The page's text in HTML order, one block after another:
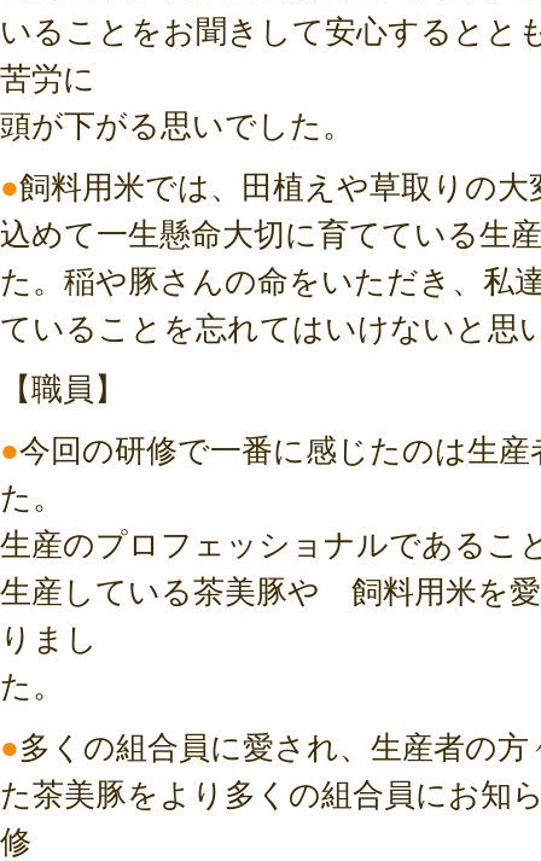
いることをお聞きして安心するとと
苦労に
頭が下がる思いでした。
●飼料用米では、田植えや草取りの
込めて一生懸命大切に育てている生
た。稲や豚さんの命をいただき、私
ていることを忘れてはいけないと思
【職員】
●今回の研修で一番に感じたのは生
た。
生産のプロフェッショナルであるこ
生産している茶美豚や 飼料用米を
りまし
た。
●多くの組合員に愛され、生産者の
た茶美豚をより多くの組合員にお知
修